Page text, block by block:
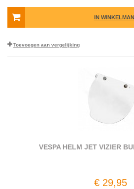
IN
Toevoegen aan vergelijking
VESPA HELM JET VIZIER
€ 29,95